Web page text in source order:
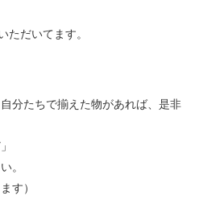
ただいてます。
分たちで揃えた物があれば、是非
。
す）